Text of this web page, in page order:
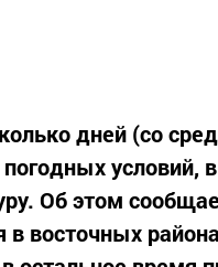
дней (со
условий,
Об этом
в восточных